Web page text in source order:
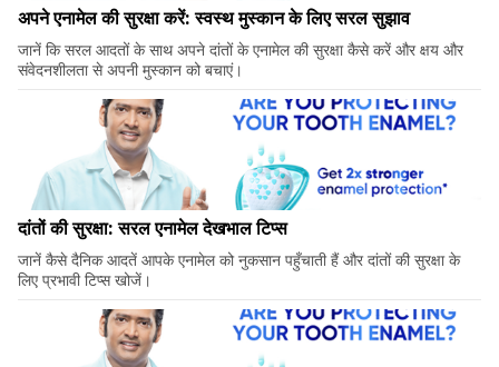
अपने एनामेल की सुरक्षा करें: स्वस्थ मुस्कान के लिए सरल सुझाव
जानें कि सरल आदतों के साथ अपने दांतों के एनामेल की सुरक्षा कैसे करें और क्षय और
संवेदनशीलता से अपनी मुस्कान को बचाएं।
दांतों की सुरक्षा: सरल एनामेल देखभाल टिप्स
जानें कैसे दैनिक आदतें आपके एनामेल को नुकसान पहुँचाती हैं और दांतों की सुरक्षा के
लिए प्रभावी टिप्स खोजें।